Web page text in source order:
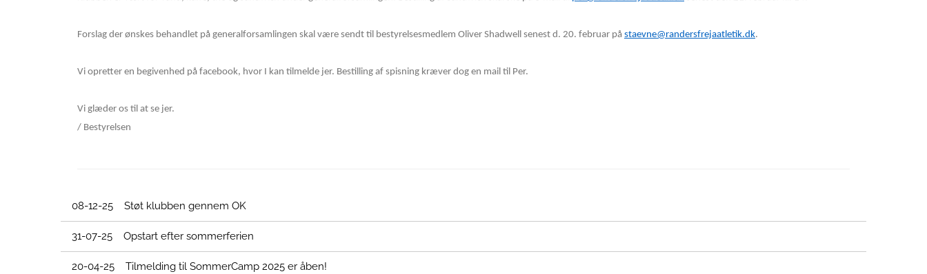
Forslag der ønskes behandlet på generalforsamlingen skal være sendt til bestyrelsesmedlem Oliver Shadwell senest d. 20. februar på staevne@randersfrejaatletik.dk.
Vi opretter en begivenhed på facebook, hvor I kan tilmelde jer. Bestilling af spisning kræver dog en mail til Per.
Vi glæder os til at se jer.
/ Bestyrelsen
08-12-25 Støt klubben gennem OK
31-07-25 Opstart efter sommerferien
20-04-25 Tilmelding til SommerCamp 2025 er åben!